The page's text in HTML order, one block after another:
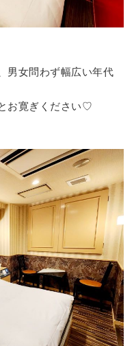
男女問わず幅広い年代
お寛ぎください♡